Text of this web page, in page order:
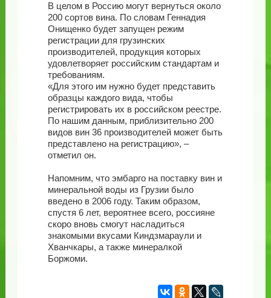
В целом в Россию могут вернуться около
200 сортов вина. По словам Геннадия
Онищенко будет запущен режим
регистрации для грузинских
производителей, продукция которых
удовлетворяет российским стандартам и
требованиям.
«Для этого им нужно будет представить
образцы каждого вида, чтобы
регистрировать их в российском реестре.
По нашим данным, приблизительно 200
видов вин 36 производителей может быть
представлено на регистрацию», –
отметил он.
Напомним, что эмбарго на поставку вин и
минеральной воды из Грузии было
введено в 2006 году. Таким образом,
спустя 6 лет, вероятнее всего, россияне
скоро вновь смогут насладиться
знакомыми вкусами Киндзмараули и
Хванчкары, а также минералкой
Боржоми.